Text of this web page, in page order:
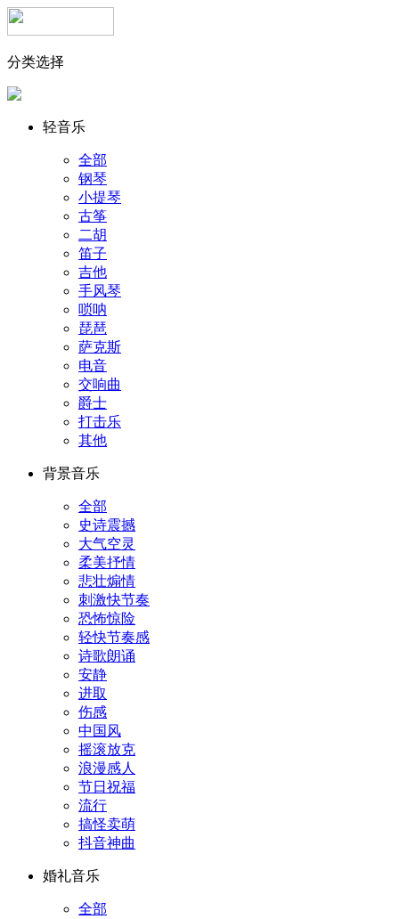
分类选择
轻音乐
全部
钢琴
小提琴
古筝
二胡
笛子
吉他
手风琴
唢呐
琵琶
萨克斯
电音
交响曲
爵士
打击乐
其他
背景音乐
全部
史诗震撼
大气空灵
柔美抒情
悲壮煽情
刺激快节奏
恐怖惊险
轻快节奏感
诗歌朗诵
安静
进取
伤感
中国风
摇滚放克
浪漫感人
节日祝福
流行
搞怪卖萌
抖音神曲
婚礼音乐
全部